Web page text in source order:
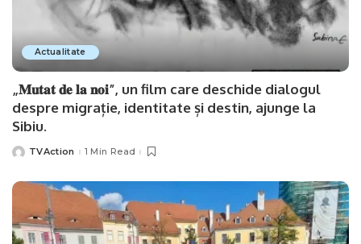
Actualitate
„𝐌𝐮𝐭𝐚𝐭 𝐝𝐞 𝐥𝐚 𝐧𝐨𝐢”, un film care deschide dialogul
despre migrație, identitate și destin, ajunge la
Sibiu.
PostedTVAction 1 Min Read